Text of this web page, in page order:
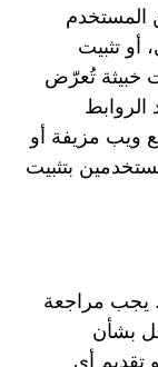
المستخدم
أو تثبيت
خبيثة تُعرّض
ويب مزيفة أو
بتثبيت
يجب مراجعة
بشأن
تقديم أي